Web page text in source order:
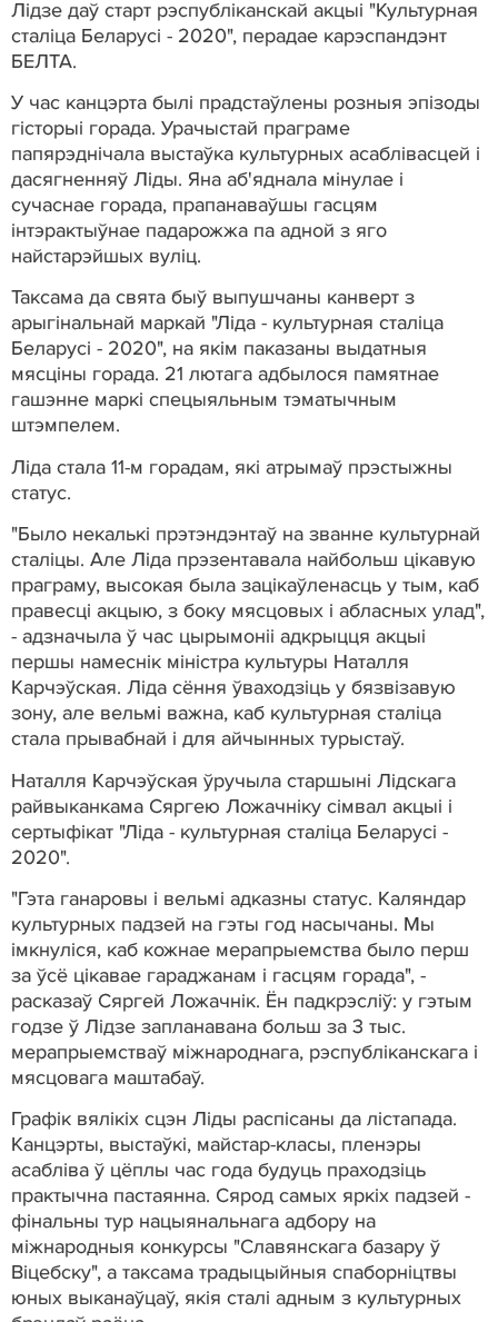
Лідзе даў старт рэспубліканскай акцыі "Культурная
сталіца Беларусі - 2020", перадае карэспандэнт
БЕЛТА.
У час канцэрта былі прадстаўлены розныя эпізоды
гісторыі горада. Урачыстай праграме
папярэднічала выстаўка культурных асаблівасцей і
дасягненняў Ліды. Яна аб'яднала мінулае і
сучаснае горада, прапанаваўшы гасцям
інтэрактыўнае падарожжа па адной з яго
найстарэйшых вуліц.
Таксама да свята быў выпушчаны канверт з
арыгінальнай маркай "Ліда - культурная сталіца
Беларусі - 2020", на якім паказаны выдатныя
мясціны горада. 21 лютага адбылося памятнае
гашэнне маркі спецыяльным тэматычным
штэмпелем.
Ліда стала 11-м горадам, які атрымаў прэстыжны
статус.
"Было некалькі прэтэндэнтаў на званне культурнай
сталіцы. Але Ліда прэзентавала найбольш цікавую
праграму, высокая была зацікаўленасць у тым, каб
правесці акцыю, з боку мясцовых і абласных улад",
- адзначыла ў час цырымоніі адкрыцця акцыі
першы намеснік міністра культуры Наталля
Карчэўская. Ліда сёння ўваходзіць у бязвізавую
зону, але вельмі важна, каб культурная сталіца
стала прывабнай і для айчынных турыстаў.
Наталля Карчэўская ўручыла старшыні Лідскага
райвыканкама Сяргею Ложачніку сімвал акцыі і
сертыфікат "Ліда - культурная сталіца Беларусі -
2020".
"Гэта ганаровы і вельмі адказны статус. Каляндар
культурных падзей на гэты год насычаны. Мы
імкнуліся, каб кожнае мерапрыемства было перш
за ўсё цікавае гараджанам і гасцям горада", -
расказаў Сяргей Ложачнік. Ён падкрэсліў: у гэтым
годзе ў Лідзе запланавана больш за 3 тыс.
мерапрыемстваў міжнароднага, рэспубліканскага і
мясцовага маштабаў.
Графік вялікіх сцэн Ліды распісаны да лістапада.
Канцэрты, выстаўкі, майстар-класы, пленэры
асабліва ў цёплы час года будуць праходзіць
практычна пастаянна. Сярод самых яркіх падзей -
фінальны тур нацыянальнага адбору на
міжнародныя конкурсы "Славянскага базару ў
Віцебску", а таксама традыцыйныя спаборніцтвы
юных выканаўцаў, якія сталі адным з культурных